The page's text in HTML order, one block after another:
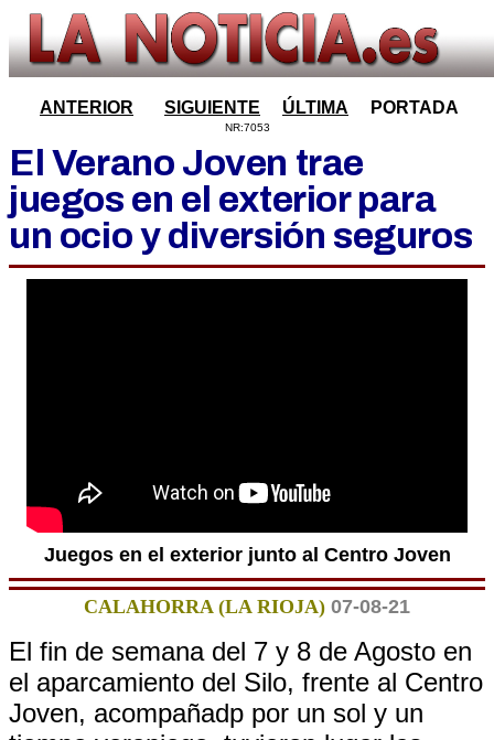
ANTERIOR SIGUIENTE ÚLTIMA PORTADA
NR:7053
El Verano Joven trae
juegos en el exterior para
un ocio y diversión seguros
Juegos en el exterior junto al Centro Joven
CALAHORRA (LA RIOJA) 07-08-21
El fin de semana del 7 y 8 de Agosto en
el aparcamiento del Silo, frente al Centro
Joven, acompañadp por un sol y un